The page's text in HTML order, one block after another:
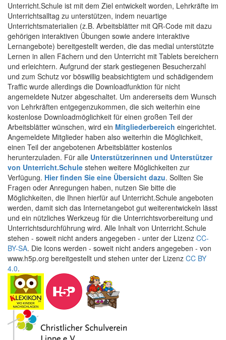
Unterricht.Schule ist mit dem Ziel entwickelt worden, Lehrkräfte im
Unterrichtsalltag zu unterstützen, indem neuartige
Unterrichtsmaterialien (z.B. Arbeitsblätter mit QR-Code mit dazu
gehörigen interaktiven Übungen sowie andere interaktive
Lernangebote) bereitgestellt werden, die das medial unterstützte
Lernen in allen Fächern und den Unterricht mit Tablets bereichern
und erleichtern. Aufgrund der stark gestiegenen Besucherzahl
und zum Schutz vor böswillig beabsichtigtem und schädigendem
Traffic wurde allerdings die Downloadfunktion für nicht
angemeldete Nutzer abgeschaltet. Um andererseits dem Wunsch
von Lehrkräften entgegenzukommen, die sich weiterhin eine
kostenlose Downloadmöglichkeit für einen großen Teil der
Arbeitsblätter wünschen, wird ein Mitgliederbereich eingerichtet.
Angemeldete Mitglieder haben also weiterhin die Möglichkeit,
einen Teil der angebotenen Arbeitsblätter kostenlos
herunterzuladen. Für alle Unterstützerinnen und Unterstützer
von Unterricht.Schule stehen weitere Möglichkeiten zur
Verfügung. Hier finden Sie eine Übersicht dazu. Sollten Sie
Fragen oder Anregungen haben, nutzen Sie bitte die
Möglichkeiten, die Ihnen hierfür auf Unterricht.Schule angeboten
werden, damit sich das Internetangebot gut weiterentwickeln lässt
und ein nützliches Werkzeug für die Unterrichtsvorbereitung und
Unterrichtsdurchführung wird. Alle Inhalt von Unterricht.Schule
stehen - soweit nicht anders angegeben - unter der Lizenz CC-
BY-SA. Die Icons werden - soweit nicht anders angegeben - von
www.h5p.org bereitgestellt und stehen unter der Lizenz CC BY
4.0.